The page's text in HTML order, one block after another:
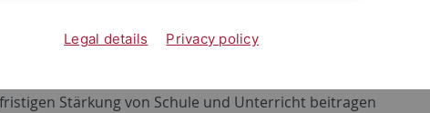
Professionalisierung widme ich mich insbesondere der
sozialen Medien sowie Fehlinformationen für
werden können. Mein Ziel ist es, wissenschaftliche
Stärkung von Schule und Unterricht beitragen
Legal details Privacy policy